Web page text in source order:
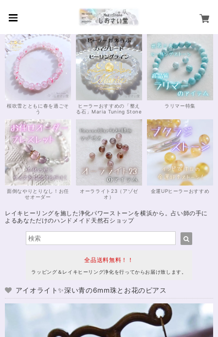
桜吹雪とともに春を過ごそ
う
ヒーラーおすすめの「整え
る石」Maria Tuning Stone
ラリマー特集
面倒なやりとりなし！お任
せオーダー
オーラライト23（アゾゼ
オ）
金運UPヒーラーおすすめ
レイキヒーリングを施した浄化パワーストーンを横浜から。占い師の手に
よるあなただけのハンドメイド天然石ショップ
全品送料無料！！
ラッピング＆レイキヒーリング浄化を行ってからお届け致します。
アイオライト✨深い青の6mm珠とお花のピアス